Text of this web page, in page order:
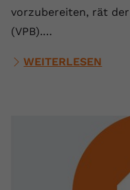
vorzubereiten, rät
(VPB).…
WEITERLESEN